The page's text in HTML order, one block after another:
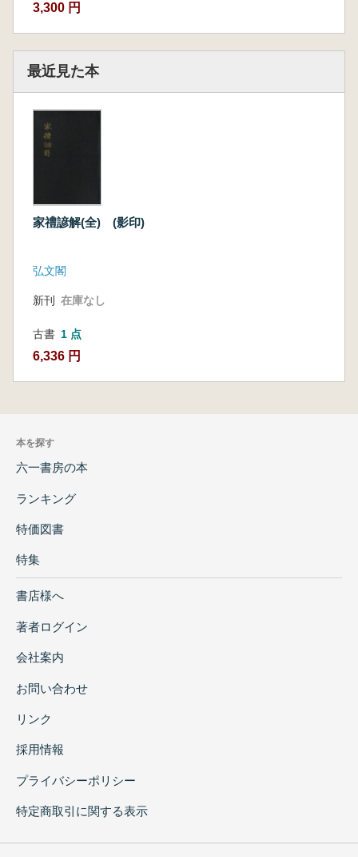
3,300 円
最近見た本
家禮諺解(全) (影印)
弘文閣
新刊 在庫なし
古書 1 点
6,336 円
本を探す
六一書房の本
ランキング
特価図書
特集
書店様へ
著者ログイン
会社案内
お問い合わせ
リンク
採用情報
プライバシーポリシー
特定商取引に関する表示